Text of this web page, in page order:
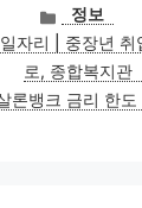
카
테
고
리
정보
자리 | 중장년
로, 종합복지관
론뱅크 금리 한